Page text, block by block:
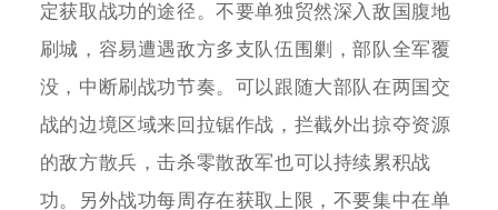
定获取战功的途径。不要单独贸然深入敌国腹地
刷城，容易遭遇敌方多支队伍围剿，部队全军覆
没，中断刷战功节奏。可以跟随大部队在两国交
战的边境区域来回拉锯作战，拦截外出掠夺资源
的敌方散兵，击杀零散敌军也可以持续累积战
功。另外战功每周存在获取上限，不要集中在单